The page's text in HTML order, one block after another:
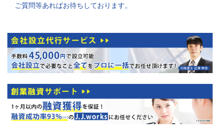
ご質問等あればお待ちしております。